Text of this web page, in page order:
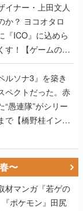
イナー・上田文人
か？ ヨコオタロ
『ICO』に込めら
す！【ゲームの企
ルソナ3』を築き
ペクトだった。赤
愚連隊”がシリー
で【橋野桂インタ
〜
材マンガ『若ゲの
ポケモン』田尻